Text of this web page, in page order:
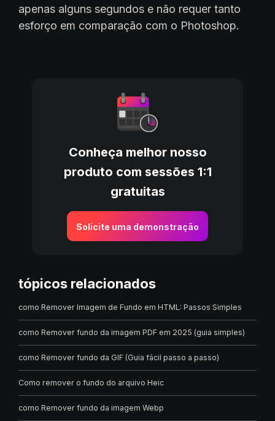
apenas alguns segundos e não requer tanto
esforço em comparação com o Photoshop.
Conheça melhor nosso
produto com sessões 1:1
gratuitas
Solicite uma demonstração
tópicos relacionados
como Remover Imagem de Fundo em HTML: Passos Simples
como Remover fundo da imagem PDF em 2025 (guia simples)
como Remover fundo da GIF (Guia fácil passo a passo)
Como remover o fundo do arquivo Heic
como Remover fundo da imagem Webp